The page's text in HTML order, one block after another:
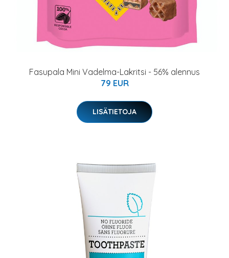
Fasupala Mini Vadelma-Lakritsi - 56% alennus
79 EUR
LISÄTIETOJA